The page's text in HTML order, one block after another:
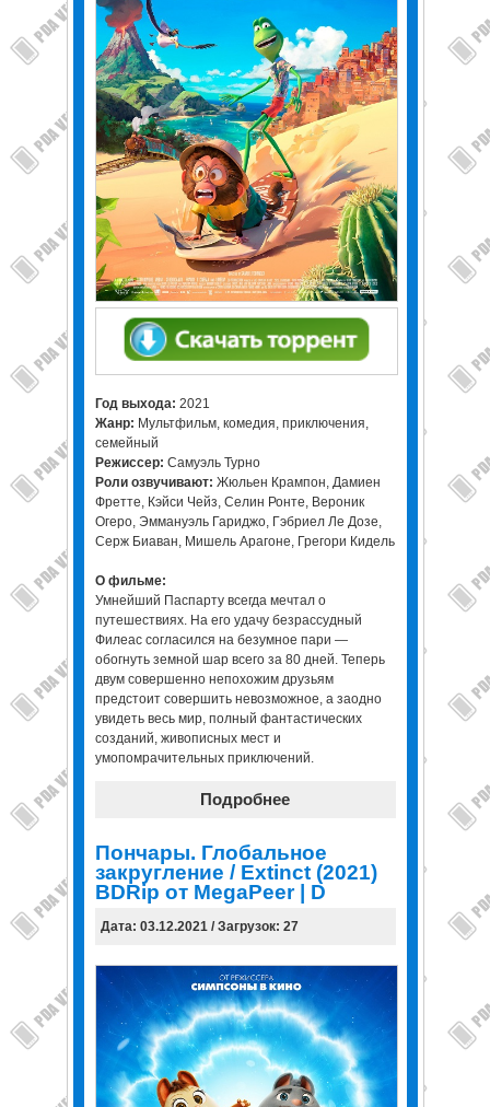
Год выхода: 2021
Жанр: Мультфильм, комедия, приключения,
семейный
Режиссер: Самуэль Турно
Роли озвучивают: Жюльен Крампон, Дамиен
Фретте, Кэйси Чейз, Селин Ронте, Вероник
Огеро, Эммануэль Гариджо, Гэбриел Ле Дозе,
Серж Биаван, Мишель Арагоне, Грегори Кидель
О фильме:
Умнейший Паспарту всегда мечтал о
путешествиях. На его удачу безрассудный
Филеас согласился на безумное пари —
обогнуть земной шар всего за 80 дней. Теперь
двум совершенно непохожим друзьям
предстоит совершить невозможное, а заодно
увидеть весь мир, полный фантастических
созданий, живописных мест и
умопомрачительных приключений.
Подробнее
Пончары. Глобальное
закругление / Extinct (2021)
BDRip от MegaPeer | D
Дата: 03.12.2021 / Загрузок: 27